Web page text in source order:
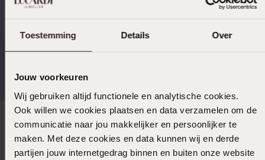
Toestemming Details Over
Jouw voorkeuren
Wij gebruiken altijd functionele en analytische cookies.
Ook willen we cookies plaatsen en data verzamelen om de
communicatie naar jou makkelijker en persoonlijker te
maken. Met deze cookies en data kunnen wij en derde
partijen jouw internetgedrag binnen en buiten onze website
Direct naar